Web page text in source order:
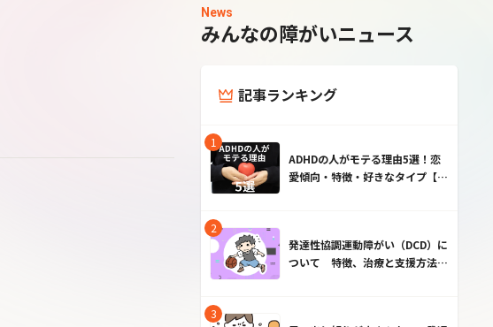
News
みんなの障がいニュース
記事ランキング
ADHDの人がモテる理由5選！恋
愛傾向・特徴・好きなタイプ【男
発達性協調運動障がい（DCD）に
ついて 特徴、治療と支援方法と